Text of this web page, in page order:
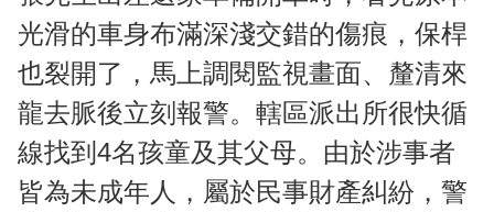
光滑的車身布滿深淺交錯的傷痕，保桿
也裂開了，馬上調閱監視畫面、釐清來
龍去脈後立刻報警。轄區派出所很快循
線找到4名孩童及其父母。由於涉事者
皆為未成年人，屬於民事財產糾紛，警